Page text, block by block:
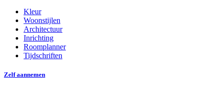
Kleur
Woonstijlen
Architectuur
Inrichting
Roomplanner
Tijdschriften
Zelf aannemen